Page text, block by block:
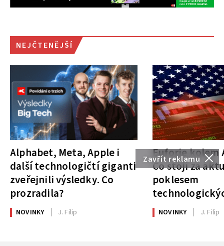
Zavřít reklamu
NEJČTENĚJŠÍ
Alphabet, Meta, Apple i
další technologičtí giganti
zveřejnili výsledky. Co
prozradila?
NOVINKY J. Filip
Euforie kolem
Co stojí za
poklesem
NOVINKY J. Filip